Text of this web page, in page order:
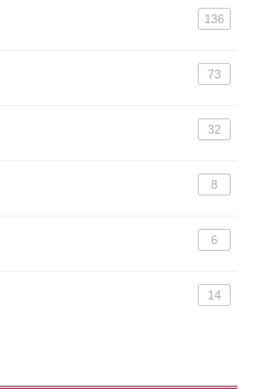
136
73
32
8
6
14